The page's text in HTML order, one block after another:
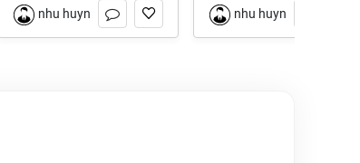
nhu huynh
nhu huynh